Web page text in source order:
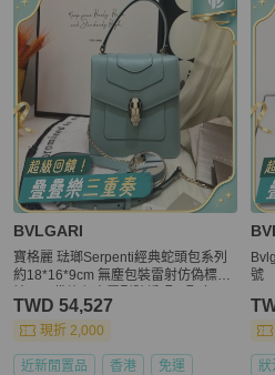
BVLGARI
寶格麗 琺瑯Serpenti經典蛇頭包系列
約18*16*9cm 無塵包裝雷射仿偽標
衣、鏡子、卡片、~
TWD 54,527
現折 2,000
近新閒置品 香港 免運
號
狀